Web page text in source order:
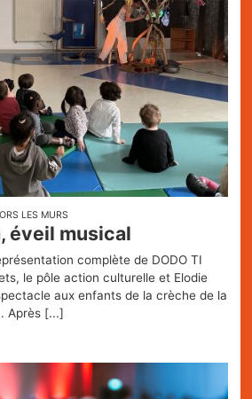
LES MURS
éveil musical
complète de DODO TI
le pôle action culturelle et Elodie
aux enfants de la crèche de la
Après [...]